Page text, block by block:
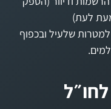
לעת)
שלעיל ובכפוף